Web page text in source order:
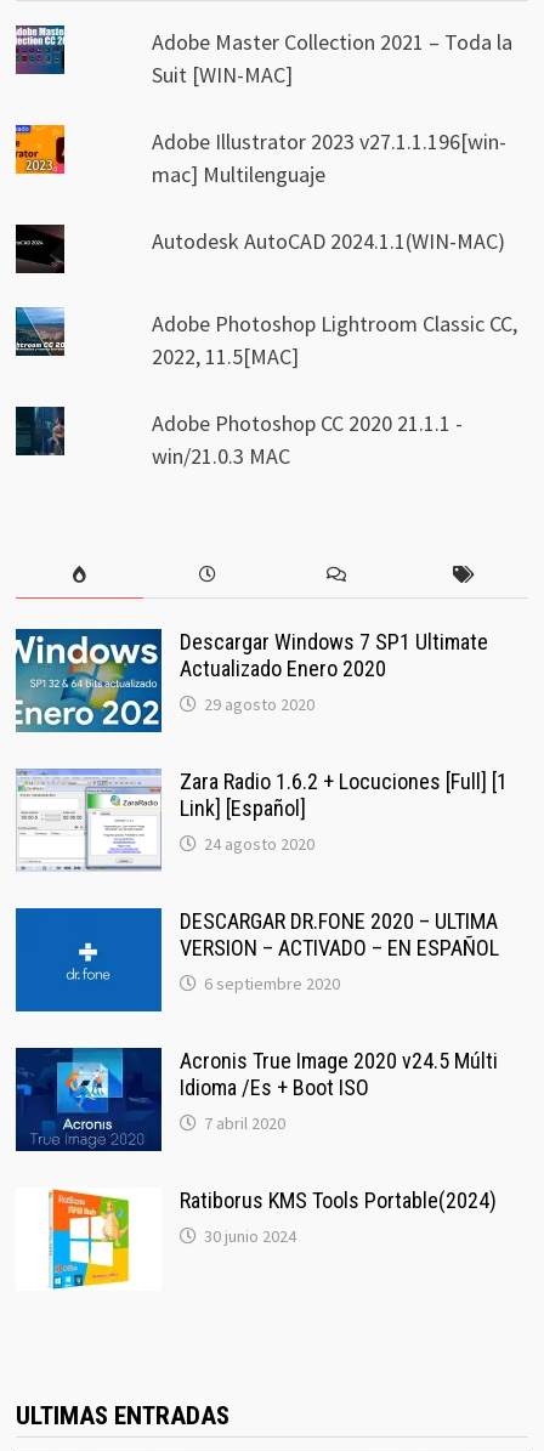
Adobe Master Collection 2021 – Toda la
Suit [WIN-MAC]
Adobe Illustrator 2023 v27.1.1.196[win-
mac] Multilenguaje
Autodesk AutoCAD 2024.1.1(WIN-MAC)
Adobe Photoshop Lightroom Classic CC,
2022, 11.5[MAC]
Adobe Photoshop CC 2020 21.1.1 -
win/21.0.3 MAC
Descargar Windows 7 SP1 Ultimate
Actualizado Enero 2020
29 agosto 2020
Zara Radio 1.6.2 + Locuciones [Full] [1
Link] [Español]
24 agosto 2020
DESCARGAR DR.FONE 2020 – ULTIMA
VERSION – ACTIVADO – EN ESPAÑOL
6 septiembre 2020
Acronis True Image 2020 v24.5 Múlti
Idioma /Es + Boot ISO
7 abril 2020
Ratiborus KMS Tools Portable(2024)
30 junio 2024
ULTIMAS ENTRADAS